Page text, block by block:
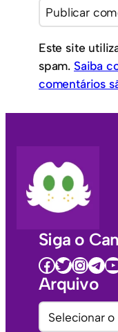
Este site
spam. Saiba
comentários
Siga o
Facebook Twitter InstagramTelegramYoutube
Arquivo
A
r